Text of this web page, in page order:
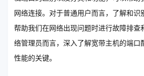
网络连接。对于普通用户而言，了解和识
帮助我们在网络出现问题时进行故障排查
络管理员而言，深入了解宽带主机的端口
性能的关键。